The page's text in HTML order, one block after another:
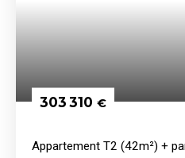
303 310 €
Appartement T2 (42m²) +